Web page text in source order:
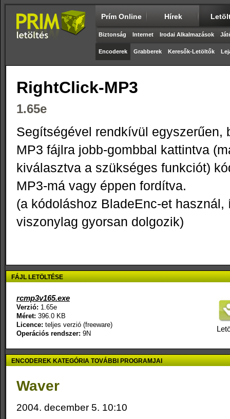
Prím Online Hírek
Biztonság Internet Irodai Alkalmazások
Encoderek Grabberek Keresők-Letöltők
RightClick-MP3
1.65e
Segítségével rendkívül egyszerűen,
MP3 fájlra jobb-gombbal kattintva
kiválasztva a szükséges funkciót)
MP3-má vagy éppen fordítva.
(a kódoláshoz BladeEnc-et
viszonylag gyorsan dolgozik)
FÁJL LETÖLTÉSE
rcmp3v165.exe
Verzió: 1.65e
Méret: 396.0 KB
Licence: teljes verzió (freeware)
Operációs rendszer: 9N
ENCODEREK KATEGÓRIA TOVÁBBI PROGRAMJAI
Waver
2004. december 5. 10:10